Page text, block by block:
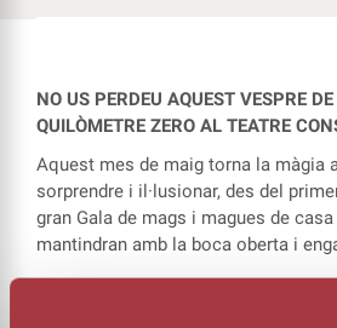
NO US PERDEU AQUEST VESPRE
QUILÒMETRE ZERO AL TEATRE
Aquest mes de maig torna la màgia
sorprendre i il·lusionar, des del
gran Gala de mags i magues de
mantindran amb la boca oberta i
Deixeu-vos portar cap al món del